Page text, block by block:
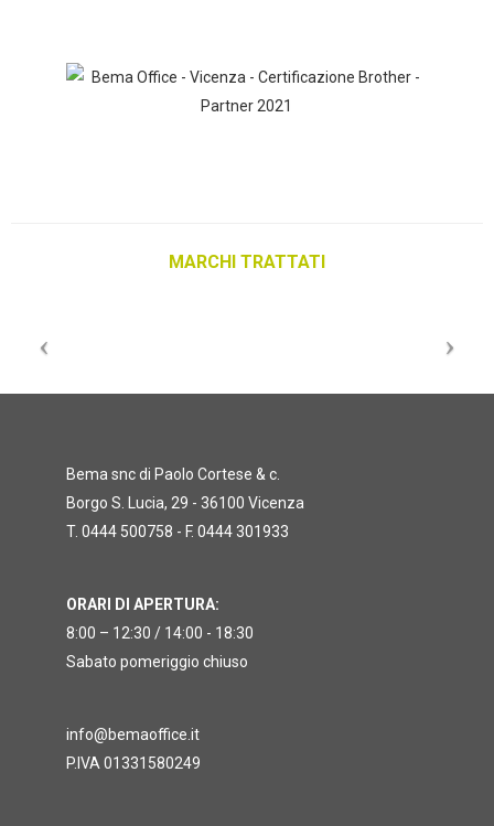
MARCHI TRATTATI
Bema snc di Paolo Cortese & c.
Borgo S. Lucia, 29 - 36100 Vicenza
T. 0444 500758 - F. 0444 301933
ORARI DI APERTURA:
8:00 – 12:30 / 14:00 - 18:30
Sabato pomeriggio chiuso
info@bemaoffice.it
P.IVA 01331580249